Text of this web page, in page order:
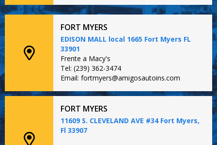
FORT MYERS
EDISON MALL local 1665 Fort Myers FL
33901
Frente a Macy's
Tel: (239) 362-3474
Email: fortmyers@amigosautoins.com
FORT MYERS
11609 S. CLEVELAND AVE #34 Fort Myers,
Fl 33907